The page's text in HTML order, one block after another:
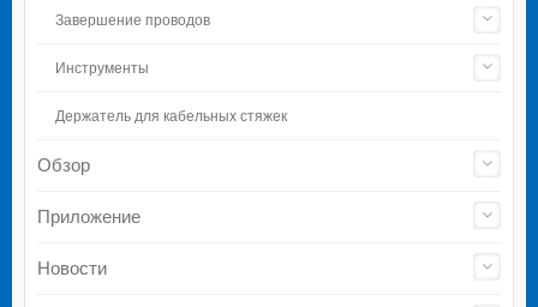
Завершение проводов
Инструменты
Держатель для кабельных стяжек
Обзор
Приложение
Новости